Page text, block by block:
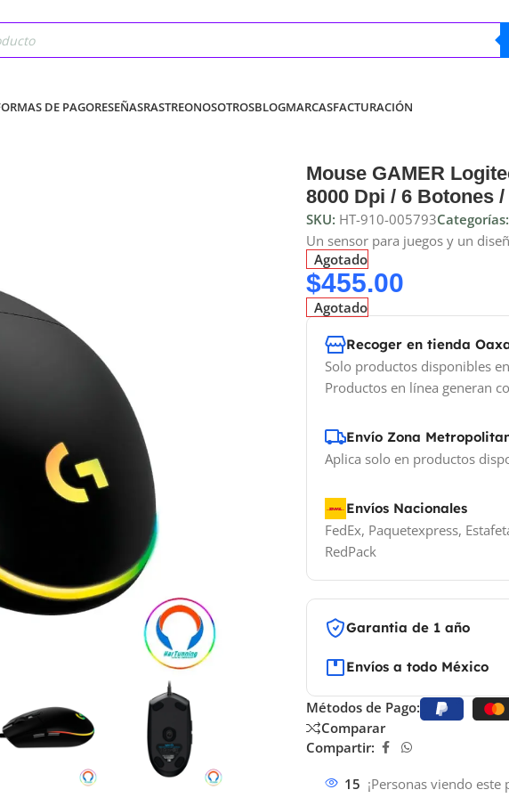
DE PAGORESEÑASRASTREONOSOTROSBLOGMARCASFACTURACIÓN
Mouse GAMER
8000 Dpi / 6 Botones
SKU: HT-910-005793Categorías:
Un sensor para juegos y un
Agotado
$455.00
Agotado
Recoger en tienda
Solo productos disponibles
Productos en línea generan
Envío Zona
Aplica solo en productos
Envíos Nacionales
FedEx, Paquetexpress,
RedPack
Garantia de 1 año
Envíos a todo México
Métodos de Pago:
Comparar
Compartir:
15 ¡Personas viendo